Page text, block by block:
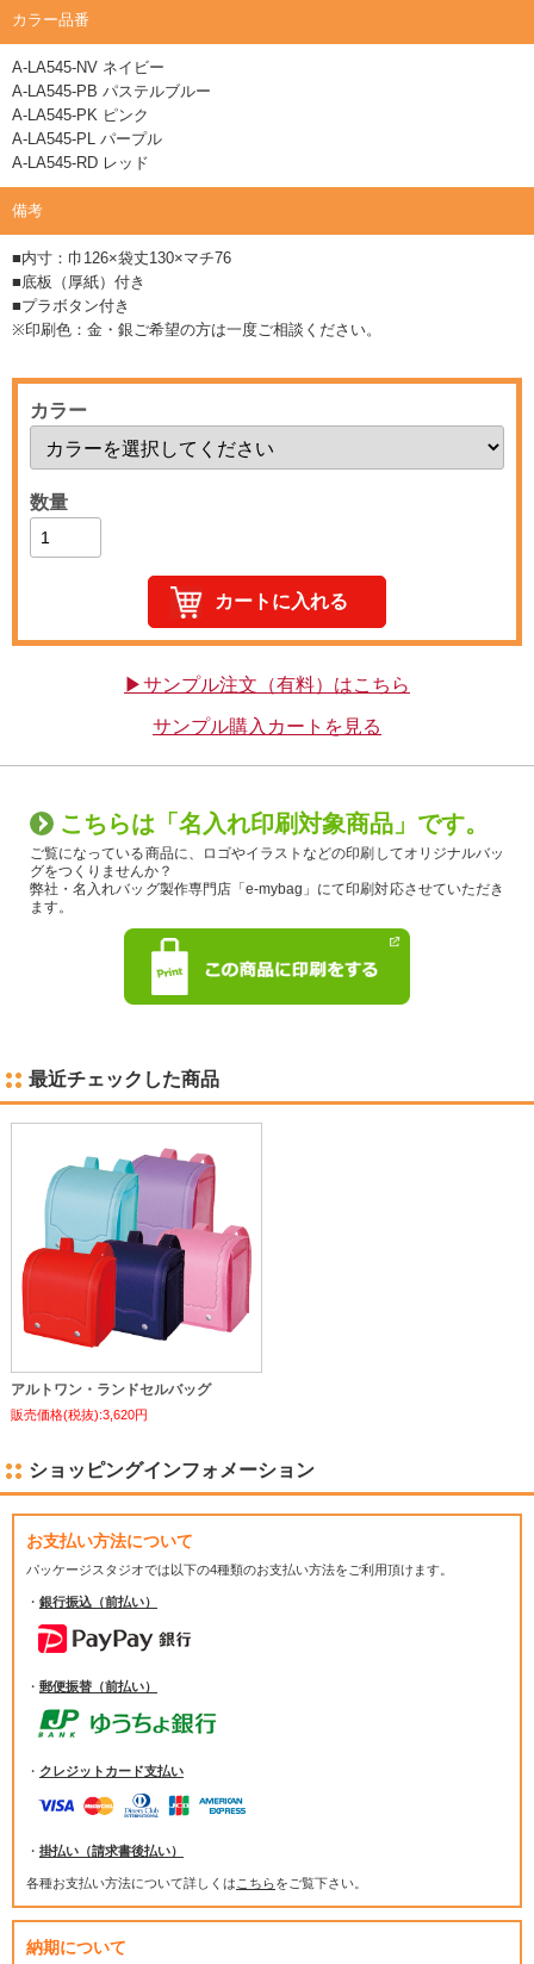
カラー品番
A-LA545-NV ネイビー
A-LA545-PB パステルブルー
A-LA545-PK ピンク
A-LA545-PL パープル
A-LA545-RD レッド
備考
■内寸：巾126×袋丈130×マチ76
■底板（厚紙）付き
■プラボタン付き
※印刷色：金・銀ご希望の方は一度ご相談ください。
カラー
数量
▶サンプル注文（有料）はこちら
サンプル購入カートを見る
こちらは「名入れ印刷対象商品」です。
ご覧になっている商品に、ロゴやイラストなどの印刷してオリジナルバッ
グをつくりませんか？
弊社・名入れバッグ製作専門店「e-mybag」にて印刷対応させていただき
ます。
最近チェックした商品
アルトワン・ランドセルバッグ
販売価格(税抜):3,620円
ショッピングインフォメーション
お支払い方法について
パッケージスタジオでは以下の4種類のお支払い方法をご利用頂けます。
・ 銀行振込（前払い）
・ 郵便振替（前払い）
・ クレジットカード支払い
・ 掛払い（請求書後払い）
各種お支払い方法について詳しくは こちらをご覧下さい。
納期について